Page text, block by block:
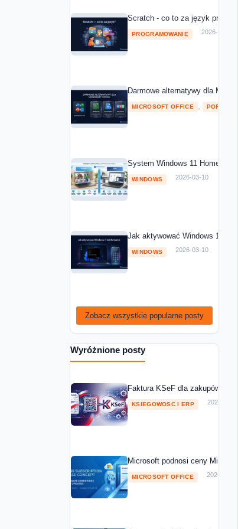
Scratch - co to za język
PROGRAMOWANIE 2026-03-10
Darmowe alternatywy dla
MICROSOFT OFFICE
System Windows 11 Home vs
WINDOWS 2026-03-10
Jak aktywować Windows 11
WINDOWS 2026-03-10
Zobacz wszystkie popularne posty
Wyróżnione posty
Faktura KSeF dla zakupów
KSIEGOWOSC I ERP 2026-05-01
Microsoft podnosi ceny
MICROSOFT OFFICE 2026-04-08